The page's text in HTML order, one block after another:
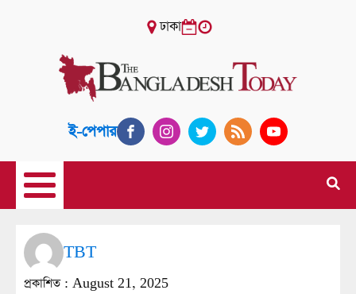
ঢাকা
ই-পেপার
TBT
প্রকাশিত : August 21, 2025